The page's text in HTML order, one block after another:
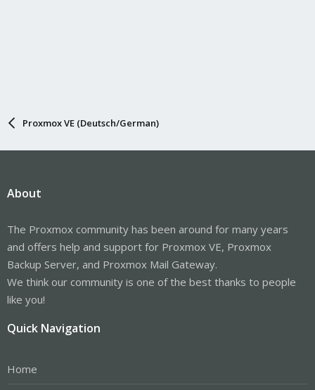
Proxmox VE (Deutsch/German)
About
The Proxmox community has been around for many years
and offers help and support for Proxmox VE, Proxmox
Backup Server, and Proxmox Mail Gateway.
We think our community is one of the best thanks to people
like you!
Quick Navigation
Home